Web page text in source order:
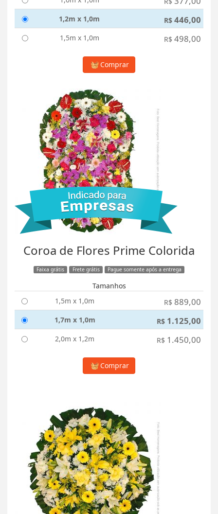
1,2m x 1,0m R$ 446,00
1,5m x 1,0m R$ 498,00
Comprar
Coroa de Flores Prime Colorida
Faixa grátis Frete grátis Pague somente após a entrega
Tamanhos
1,5m x 1,0m
R$ 889,00
1,7m x 1,0m R$ 1.125,00
2,0m x 1,2m R$ 1.450,00
Comprar